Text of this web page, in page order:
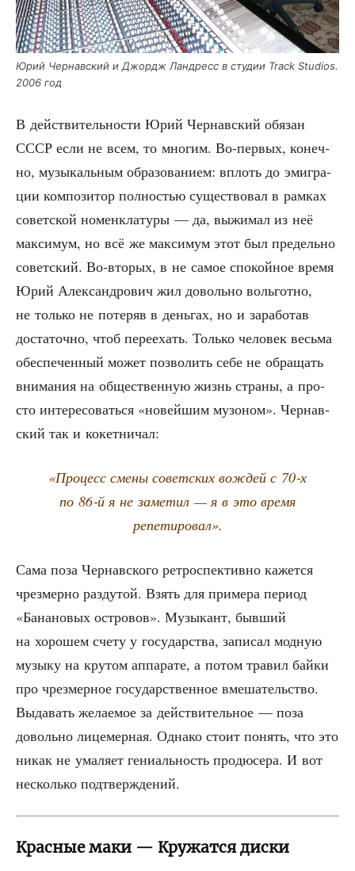
Юрий Чер­нав­ский и Джордж Ландресс в сту­дии Track Studios.
2006 год
В дей­стви­тель­но­сти Юрий Чер­нав­ский обя­зан
СССР если не всем, то мно­гим. Во-пер­вых, конеч­
но, музы­каль­ным обра­зо­ва­ни­ем: вплоть до эми­гра­
ции ком­по­зи­тор пол­но­стью суще­ство­вал в рам­ках
совет­ской номен­кла­ту­ры — да, выжи­мал из неё
мак­си­мум, но всё же мак­си­мум этот был пре­дель­но
совет­ский. Во-вто­рых, в не самое спо­кой­ное вре­мя
Юрий Алек­сан­дро­вич жил доволь­но воль­гот­но,
не толь­ко не поте­ряв в день­гах, но и зара­бо­тав
доста­точ­но, чтоб пере­ехать. Толь­ко чело­век весь­ма
обес­пе­чен­ный может поз­во­лить себе не обра­щать
вни­ма­ния на обще­ствен­ную жизнь стра­ны, а про­
сто инте­ре­со­вать­ся «новей­шим музо­ном». Чер­нав­
ский так и кокетничал:
«Про­цесс сме­ны совет­ских вождей с 70‑х
по 86‑й я не заме­тил — я в это вре­мя
репетировал».
Сама поза Чер­нав­ско­го ретро­спек­тив­но кажет­ся
чрез­мер­но раз­ду­той. Взять для при­ме­ра пери­од
«Бана­но­вых ост­ро­вов». Музы­кант, быв­ший
на хоро­шем сче­ту у госу­дар­ства, запи­сал мод­ную
музы­ку на кру­том аппа­ра­те, а потом тра­вил бай­ки
про чрез­мер­ное госу­дар­ствен­ное вме­ша­тель­ство.
Выда­вать жела­е­мое за дей­стви­тель­ное — поза
доволь­но лице­мер­ная. Одна­ко сто­ит понять, что это
никак не ума­ля­ет гени­аль­ность про­дю­се­ра. И вот
несколь­ко подтверждений.
Красные маки — Кружатся диски